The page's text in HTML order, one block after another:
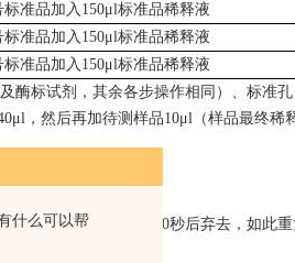
什么可以帮
标准品加入150μl标准品稀释液
标准品加入150μl标准品稀释液
标准品加入150μl标准品稀释液
酶标试剂，其余各步操作相同）、标准
，然后再加待测样品10μl（样品最终稀
备用
孔加满洗涤液，静置
30秒后弃去，如此